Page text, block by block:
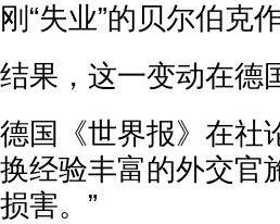
刚“失业”的贝尔伯克
结果，这一变动在德
德国《世界报》在社
换经验丰富的外交官
损害。”